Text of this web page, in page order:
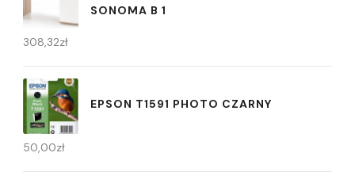
SONOMA B 1
308,32zł
EPSON T1591 PHOTO CZARNY
50,00zł